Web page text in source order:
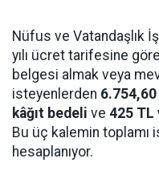
Nüfus ve Vatandaşlık
yılı ücret tarifesine
belgesi almak veya
isteyenlerden
kâğıt bedeli ve 425 TL
Bu üç kalemin toplamı
hesaplanıyor.